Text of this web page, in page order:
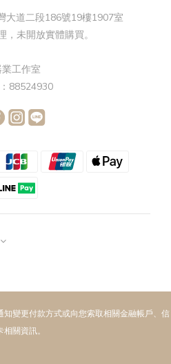
大道二段186號19樓1907室
，未開放實體購買。
工作室
88524930
變更付款方式或向您索取相關金融帳戶、信
相關資訊。